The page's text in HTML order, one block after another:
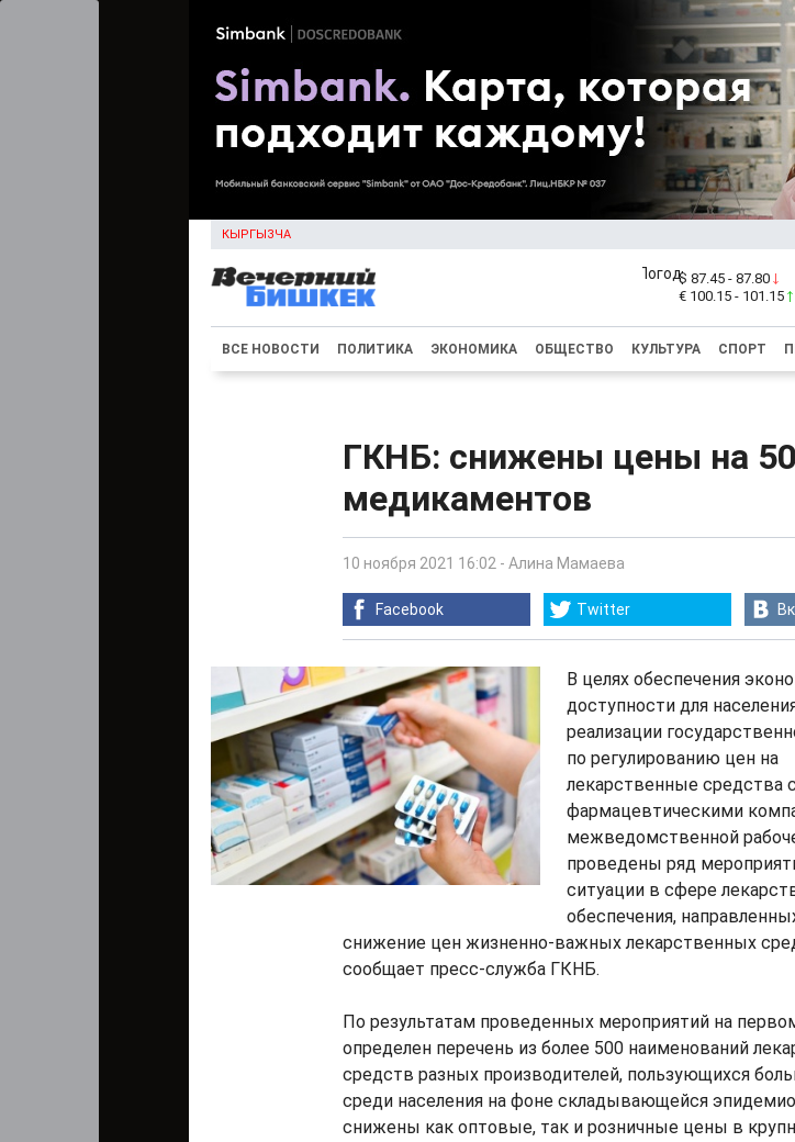
КЫРГЫЗЧА
$ 87.45 - 87.80
€ 100.15 - 101.15
ВСЕ НОВОСТИ ПОЛИТИКА ЭКОНОМИКА ОБЩЕСТВО КУЛЬТУРА СПОРТ
ГКНБ: снижены цены на
медикаментов
10 ноября 2021 16:02 - Алина Мамаева
Facebook Twitter
В целях обеспечения
доступности для
реализации
по регулированию цен на
лекарственные средства
фармацевтическими
межведомственной
проведены ряд
ситуации в сфере
обеспечения,
снижение цен жизненно-важных лекарственных
сообщает пресс-служба ГКНБ.
По результатам проведенных мероприятий на
определен перечень из более 500 наименований
средств разных производителей, пользующихся
среди населения на фоне складывающейся
снижены как оптовые, так и розничные цены в